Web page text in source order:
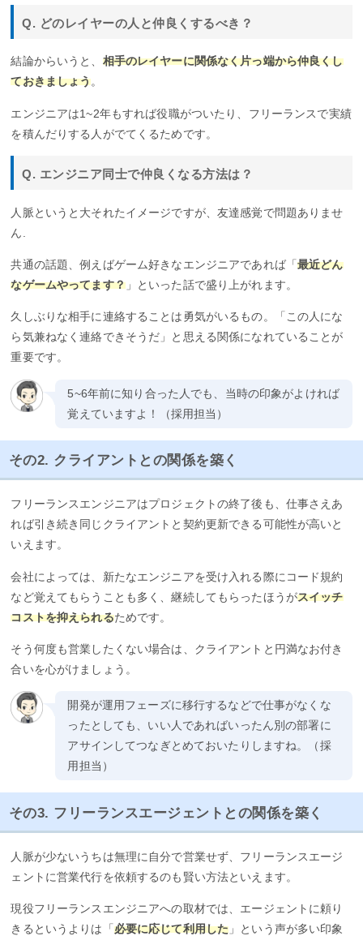
Q. どのレイヤーの人と仲良くするべき？
結論からいうと、 相手のレイヤーに関係なく片っ端から仲良くし
ておきましょう。
エンジニアは1~2年もすれば役職がついたり、フリーランスで実績
を積んだりする人がでてくるためです。
Q. エンジニア同士で仲良くなる方法は？
人脈というと大それたイメージですが、友達感覚で問題ありませ
ん.
共通の話題、例えばゲーム好きなエンジニアであれば「最近どん
なゲームやってます？」といった話で盛り上がれます。
久しぶりな相手に連絡することは勇気がいるもの。「この人にな
ら気兼ねなく連絡できそうだ」と思える関係になれていることが
重要です。
5~6年前に知り合った人でも、当時の印象がよければ
覚えていますよ！（採用担当）
その2. クライアントとの関係を築く
フリーランスエンジニアはプロジェクトの終了後も、仕事さえあ
れば引き続き同じクライアントと契約更新できる可能性が高いと
いえます。
会社によっては、新たなエンジニアを受け入れる際にコード規約
など覚えてもらうことも多く、継続してもらったほうがスイッチ
コストを抑えられるためです。
そう何度も営業したくない場合は、クライアントと円満なお付き
合いを心がけましょう。
開発が運用フェーズに移行するなどで仕事がなくな
ったとしても、いい人であればいったん別の部署に
アサインしてつなぎとめておいたりしますね。（採
用担当）
その3. フリーランスエージェントとの関係を築く
人脈が少ないうちは無理に自分で営業せず、フリーランスエージ
ェントに営業代行を依頼するのも賢い方法といえます。
現役フリーランスエンジニアへの取材では、エージェントに頼り
きるというよりは「 必要に応じて利用した 」という声が多い印象